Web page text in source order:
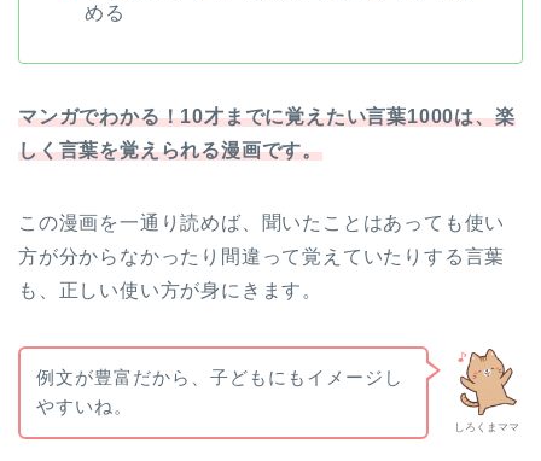
める
マンガでわかる！10才までに覚えたい言葉1000は、楽
しく言葉を覚えられる漫画です。
この漫画を一通り読めば、聞いたことはあっても使い
方が分からなかったり間違って覚えていたりする言葉
も、正しい使い方が身にきます。
しろくまママ
例文が豊富だから、子どもにもイメージし
やすいね。